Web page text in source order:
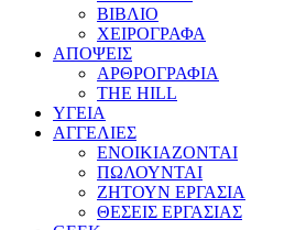
ΒΙΒΛΙΟ
ΧΕΙΡΟΓΡΑΦΑ
ΑΠΟΨΕΙΣ
ΑΡΘΡΟΓΡΑΦΙΑ
THE HILL
ΥΓΕΙΑ
ΑΓΓΕΛΙΕΣ
ΕΝΟΙΚΙΑΖΟΝΤΑΙ
ΠΩΛΟΥΝΤΑΙ
ΖΗΤΟΥΝ ΕΡΓΑΣΙΑ
ΘΕΣΕΙΣ ΕΡΓΑΣΙΑΣ